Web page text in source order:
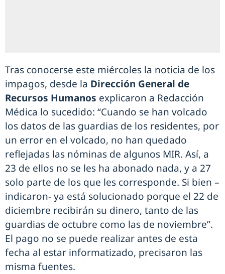
Tras conocerse este miércoles la noticia de los
impagos, desde la Dirección General de
Recursos Humanos explicaron a Redacción
Médica lo sucedido: “Cuando se han volcado
los datos de las guardias de los residentes, por
un error en el volcado, no han quedado
reflejadas las nóminas de algunos MIR. Así, a
23 de ellos no se les ha abonado nada, y a 27
solo parte de los que les corresponde. Si bien –
indicaron- ya está solucionado porque el 22 de
diciembre recibirán su dinero, tanto de las
guardias de octubre como las de noviembre”.
El pago no se puede realizar antes de esta
fecha al estar informatizado, precisaron las
misma fuentes.